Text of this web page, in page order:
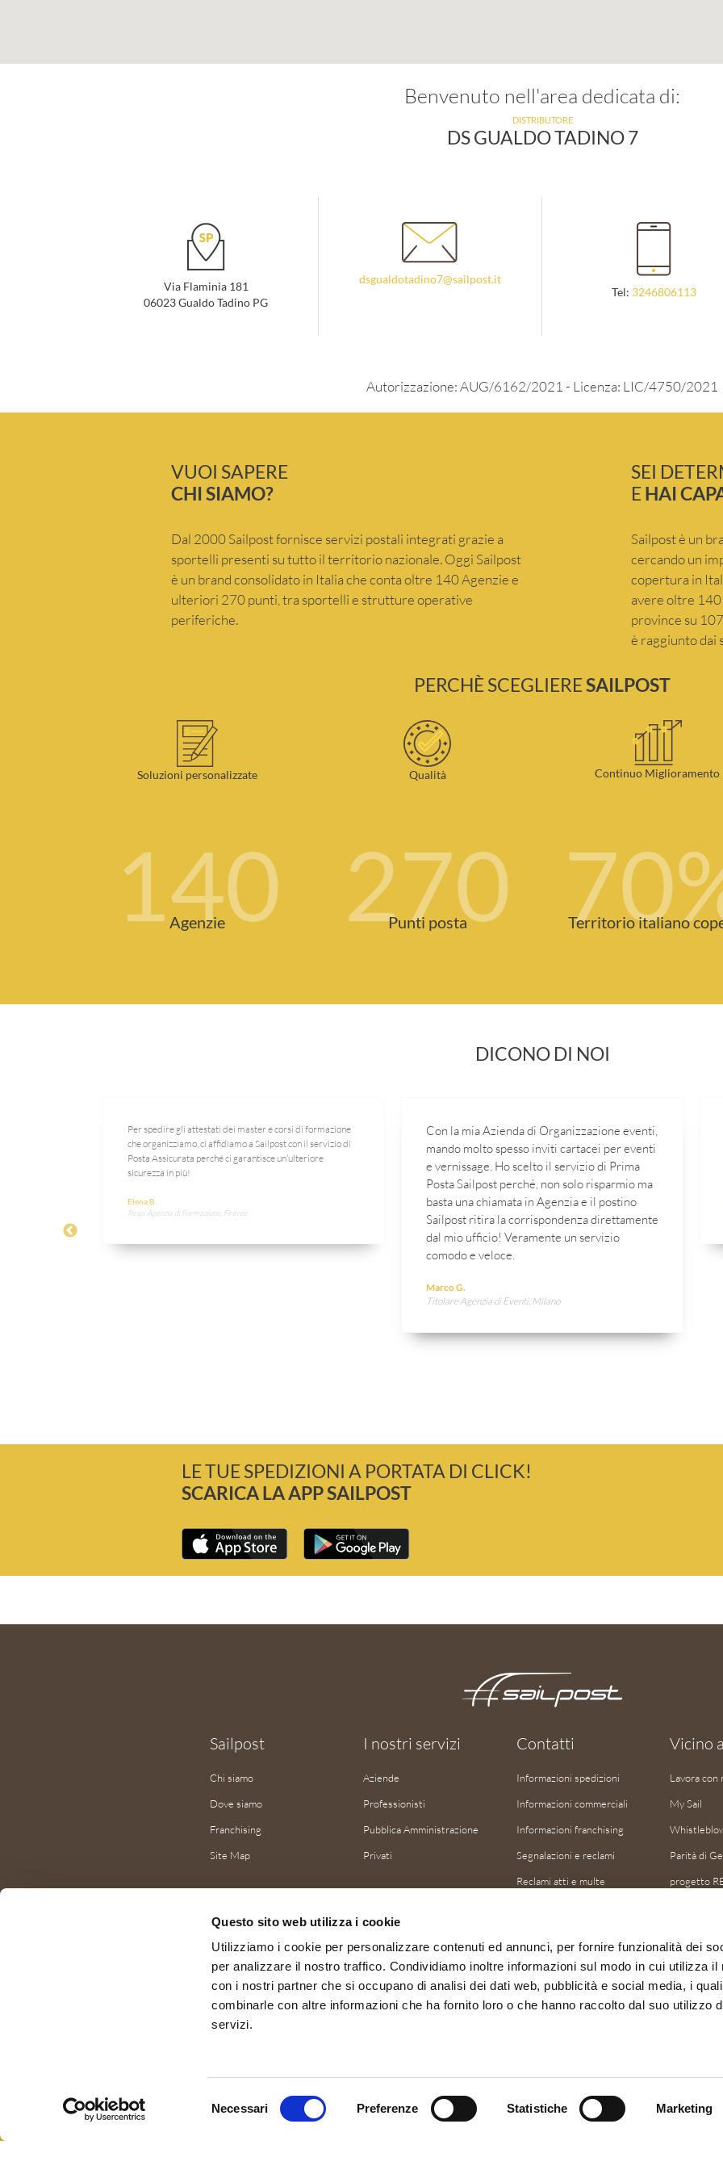
Questo sito web utilizza i cookie
Utilizziamo i cookie per personalizzare contenuti ed annunci, per fornire funzionalità dei
per analizzare il nostro traffico. Condividiamo inoltre informazioni sul modo in cui utilizza il
con i nostri partner che si occupano di analisi dei dati web, pubblicità e social media, i
combinarle con altre informazioni che ha fornito loro o che hanno raccolto dal suo utilizzo
servizi.
Necessari Preferenze Statistiche Marketing
Benvenuto nell'area dedicata di:
DISTRIBUTORE
DS GUALDO TADINO 7
Via Flaminia 181
06023 Gualdo Tadino PG
dsgualdotadino7@sailpost.it
Tel: 3246806113
Autorizzazione: AUG/6162/2021 - Licenza: LIC/4750/2021
VUOI SAPERE
CHI SIAMO?
Dal 2000 Sailpost fornisce servizi postali integrati grazie a
sportelli presenti su tutto il territorio nazionale. Oggi Sailpost
è un brand consolidato in Italia che conta oltre 140 Agenzie e
ulteriori 270 punti, tra sportelli e strutture operative
periferiche.
SEI
EHAI
Sailpost è un
cercando un
copertura in
avere oltre 140
province su
è raggiunto dai
PERCHÈ SCEGLIERESAILPOST
Soluzioni personalizzate Qualità Continuo Miglioramento
140
Agenzie 270
Punti posta 70
Territorio italiano
DICONO DI NOI
Per spedire gli attestati dei master e corsi di formazione
che organizziamo, ci affidiamo a Sailpost con il servizio di
Posta Assicurata perché ci garantisce un’ulteriore
sicurezza in più!
Elena B.
Resp. Agenzia di Formazione, Firenze
Con la mia Azienda di Organizzazione eventi,
mando molto spesso inviti cartacei per eventi
e vernissage. Ho scelto il servizio di Prima
Posta Sailpost perché, non solo risparmio ma
basta una chiamata in Agenzia e il postino
Sailpost ritira la corrispondenza direttamente
dal mio ufficio! Veramente un servizio
comodo e veloce.
Marco G.
Titolare Agenzia di Eventi, Milano
LE TUE SPEDIZIONI A PORTATA DI CLICK!
SCARICA LA APP SAILPOST
Sailpost
Chi siamo
Dove siamo
Franchising
Site Map
I nostri servizi
Aziende
Professionisti
Pubblica Amministrazione
Privati
Contatti
Informazioni spedizioni
Informazioni commerciali
Informazioni franchising
Segnalazioni e reclami
Reclami atti e multe
Vicino
Lavora con
My Sail
Parità di
progetto
progetto
progetto